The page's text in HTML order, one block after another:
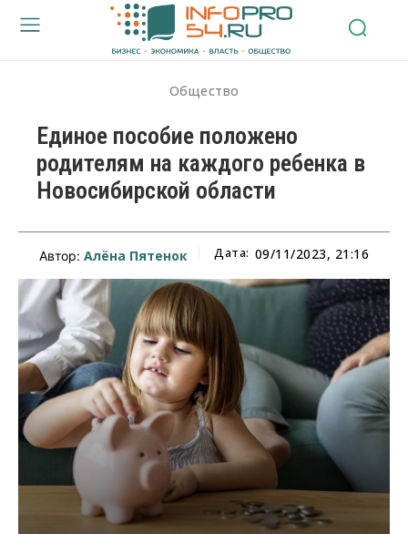
Общество
Единое пособие положено
родителям на каждого ребенка в
Новосибирской области
Автор: Алёна Пятенок Дата: 09/11/2023, 21:16